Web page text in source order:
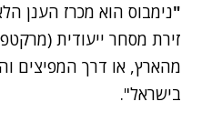
"
זירת מסחר ייעודית
מהארץ, או דרך המפיצים
בישראל".